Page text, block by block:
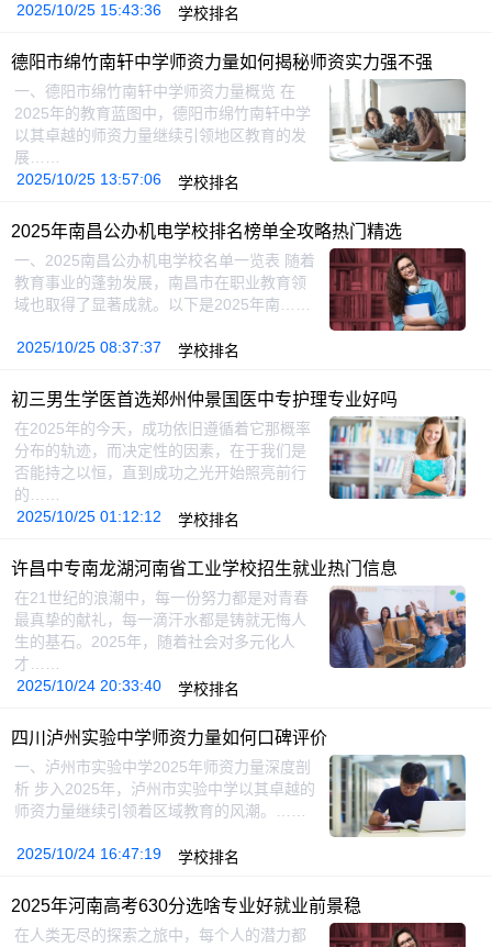
2025/10/25 15:43:36
学校排名
德阳市绵竹南轩中学师资力量如何揭秘师资实力强不强
一、德阳市绵竹南轩中学师资力量概览 在
2025年的教育蓝图中，德阳市绵竹南轩中学
以其卓越的师资力量继续引领地区教育的发
展……
2025/10/25 13:57:06
学校排名
2025年南昌公办机电学校排名榜单全攻略热门精选
一、2025南昌公办机电学校名单一览表 随着
教育事业的蓬勃发展，南昌市在职业教育领
域也取得了显著成就。以下是2025年南……
2025/10/25 08:37:37 学校排名
初三男生学医首选郑州仲景国医中专护理专业好吗
在2025年的今天，成功依旧遵循着它那概率
分布的轨迹，而决定性的因素，在于我们是
否能持之以恒，直到成功之光开始照亮前行
的……
2025/10/25 01:12:12
学校排名
许昌中专南龙湖河南省工业学校招生就业热门信息
在21世纪的浪潮中，每一份努力都是对青春
最真挚的献礼，每一滴汗水都是铸就无悔人
生的基石。2025年，随着社会对多元化人
才……
2025/10/24 20:33:40
学校排名
四川泸州实验中学师资力量如何口碑评价
一、泸州市实验中学2025年师资力量深度剖
析 步入2025年，泸州市实验中学以其卓越的
师资力量继续引领着区域教育的风潮。……
2025/10/24 16:47:19 学校排名
2025年河南高考630分选啥专业好就业前景稳
在人类无尽的探索之旅中，每个人的潜力都